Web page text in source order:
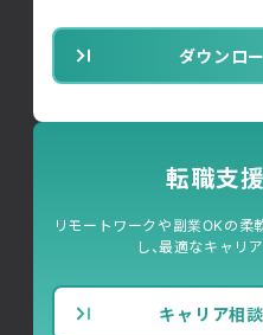
ダウンロ
転職支
リモートワークや副業OKの
し、最適なキャリ
キャリア相談